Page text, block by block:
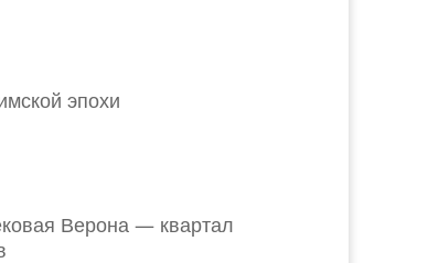
эпохи
Верона — квартал